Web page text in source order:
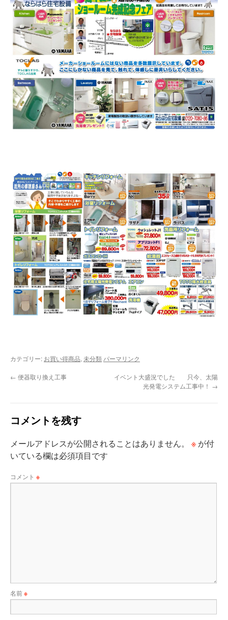
カテゴリー: お買い得商品, 未分類 パーマリンク
← 便器取り換え工事
イベント大盛況でした 只今、太陽
光発電システム工事中！ →
コメントを残す
メールアドレスが公開されることはありません。 ※ が付
いている欄は必須項目です
コメント ※
名前※